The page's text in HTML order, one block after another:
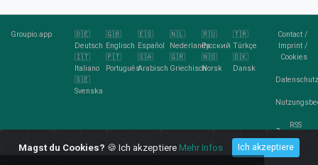
Groupio.app
🇩🇪
Deutsch
🇬🇧
Englisch
🇪🇸
Español
🇳🇱
Nederlands
🇷🇺
Pусский
🇹🇷
Türkçe
🇮🇹
Italiano
🇵🇹
Português
🇸🇦
Arabisch
🇬🇷
Griechisch
🇳🇴
Norsk
🇩🇰
Dansk
🇸🇪
Svenska
Contact/
Imprint/
Cookies
RSS
Magst du Cookies? 🍪 Ich akzeptiere Mehr Infos Ich akzeptiere